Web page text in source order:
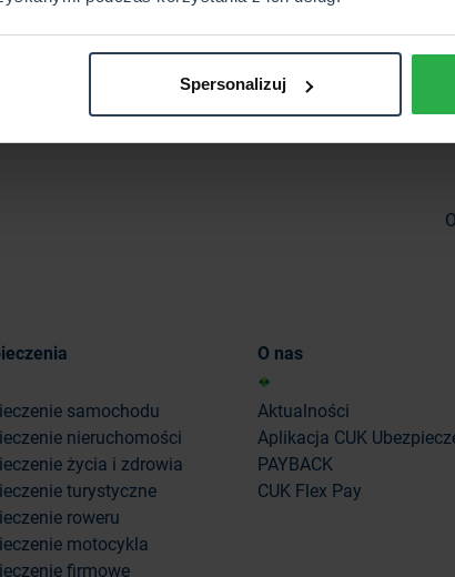
Spersonalizuj
samochodu
nieruchomości
życia i zdrowia
turystyczne
roweru
motocykla
firmowe
O nas
Aktualności
Aplikacja CUK
PAYBACK
CUK Flex Pay